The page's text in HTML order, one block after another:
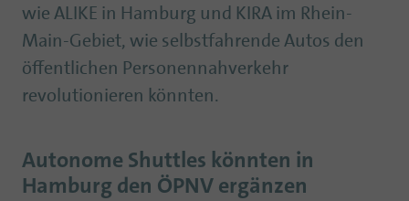
wie ALIKE in Hamburg und KIRA im Rhein-
Main-Gebiet, wie selbstfahrende Autos den
öffentlichen Personennahverkehr
revolutionieren könnten.
Autonome Shuttles könnten in
Hamburg den ÖPNV ergänzen